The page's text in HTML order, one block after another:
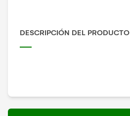
DESCRIPCIÓN DEL PRODUCTO